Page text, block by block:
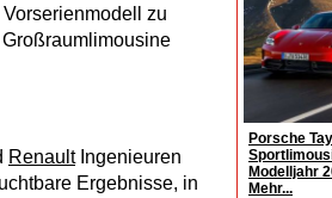
Porsche
Modelljahr
Mehr...
zu
RenaultIngenieuren
Ergebnisse, in